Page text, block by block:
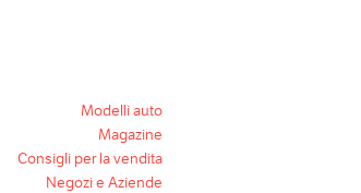
Modelli auto
Magazine
Consigli per la vendita
Negozi e Aziende